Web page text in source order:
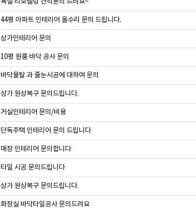
44평 아파트 인테리어 올수리 문의 드립니다.
상가인테리어 문의
10평 원룸 바닥 공사 문의
바닥몰탈 과 줄눈시공에 대하여 문의
상가 원상복구 문의드립니다.
거실인테리어 문의/비용
단독주택 인테리어 문의 드립니다
매장 인테리어 문의합니다
타일 시공 문의드립니다
상가 원상복구 문의드립니다.
화장실 바닥타일공사 문의드려요